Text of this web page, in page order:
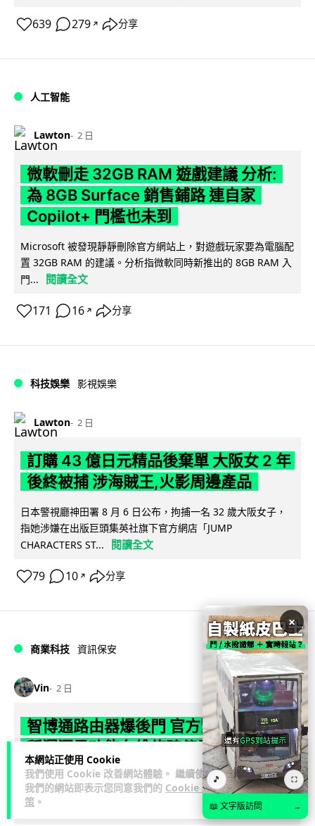
本網站正使用 Cookie
我們使用 Cookie 改善網站體驗。 繼續使用
我們的網站即表示您同意我們的 Cookie 政
策 。
639 279 ↗ 分享
人工智能
Lawton 2 日
微軟刪走 32GB RAM 遊戲建議 分析:
為 8GB Surface 銷售鋪路 連自家
Copilot+ 門檻也未到
Microsoft 被發現靜靜刪除官方網站上，對遊戲玩家要為電腦配
置 32GB RAM 的建議。分析指微軟同時新推出的 8GB RAM 入
門...
閱讀全文
171 16 ↗ 分享
科技娛樂 影視娛樂
Lawton 2 日
訂購 43 億日元精品後棄單 大阪女 2 年
後終被捕 涉海賊王,火影周邊產品
日本警視廳神田署 8 月 6 日公布，拘捕一名 32 歲大阪女子，
指她涉嫌在出版巨頭集英社旗下官方網店「JUMP
CHARACTERS ST...
閱讀全文
79 10 ↗ 分享
商業科技 資訊保安
Vin 2 日
智博通路由器爆後門 官方緊急下架止血
稱漏洞是功能在維修時使用
中國網通廠商智博通電子（Zbtlink Electronics）旗下的路由器
產品爆出嚴重安全漏洞，被發現每 35 秒便會與中國伺服器連
線，旗...
×
🎵 ⛶
📖 文字版訪問 →